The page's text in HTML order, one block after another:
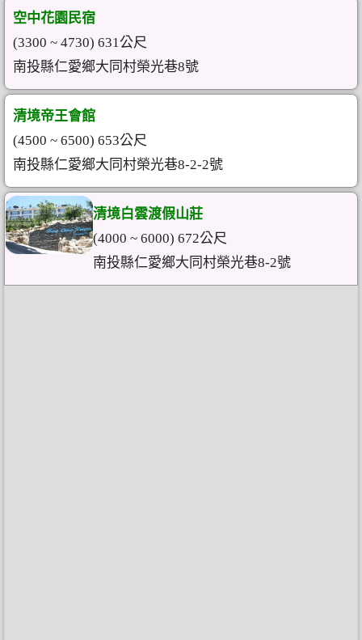
空中花園民宿
(3300 ~ 4730) 631公尺
南投縣仁愛鄉大同村榮光巷8號
清境帝王會館
(4500 ~ 6500) 653公尺
南投縣仁愛鄉大同村榮光巷8-2-2號
清境白雲渡假山莊
(4000 ~ 6000) 672公尺
南投縣仁愛鄉大同村榮光巷8-2號